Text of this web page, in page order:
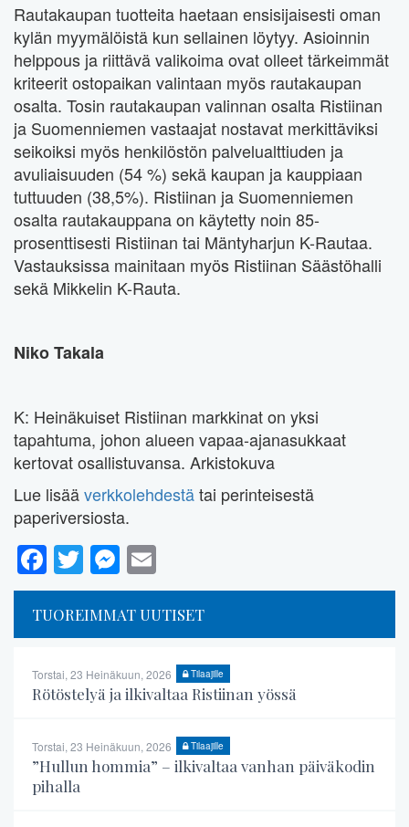
Rautakaupan tuotteita haetaan ensisijaisesti oman
kylän myymälöistä kun sellainen löytyy. Asioinnin
helppous ja riittävä valikoima ovat olleet tärkeimmät
kriteerit ostopaikan valintaan myös rautakaupan
osalta. Tosin rautakaupan valinnan osalta Ristiinan
ja Suomenniemen vastaajat nostavat merkittäviksi
seikoiksi myös henkilöstön palvelualttiuden ja
avuliaisuuden (54 %) sekä kaupan ja kauppiaan
tuttuuden (38,5%). Ristiinan ja Suomenniemen
osalta rautakauppana on käytetty noin 85-
prosenttisesti Ristiinan tai Mäntyharjun K-Rautaa.
Vastauksissa mainitaan myös Ristiinan Säästöhalli
sekä Mikkelin K-Rauta.
Niko Takala
K: Heinäkuiset Ristiinan markkinat on yksi
tapahtuma, johon alueen vapaa-ajanasukkaat
kertovat osallistuvansa. Arkistokuva
Lue lisääverkkolehdestätai perinteisestä
paperiversiosta.
Facebook
TwitterMessenger
TUOREIMMAT UUTISET
Torstai, 23 Heinäkuun, 2026 Tilaajille
Rötöstelyä ja ilkivaltaa Ristiinan yössä
Torstai, 23 Heinäkuun, 2026 Tilaajille
”Hullun hommia” – ilkivaltaa vanhan päiväkodin
pihalla